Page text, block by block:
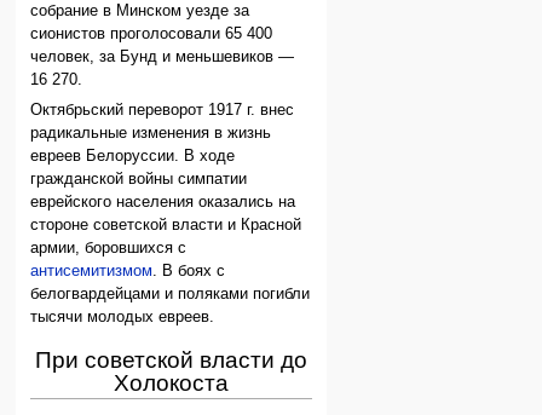
собрание в Минском уезде за
сионистов проголосовали 65 400
человек, за Бунд и меньшевиков —
16 270.
Октябрьский переворот 1917 г. внес
радикальные изменения в жизнь
евреев Белоруссии. В ходе
гражданской войны симпатии
еврейского населения оказались на
стороне советской власти и Красной
армии, боровшихся с
антисемитизмом. В боях с
белогвардейцами и поляками погибли
тысячи молодых евреев.
При советской власти до
Холокоста